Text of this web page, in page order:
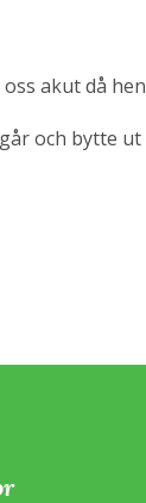
akut då
och bytte